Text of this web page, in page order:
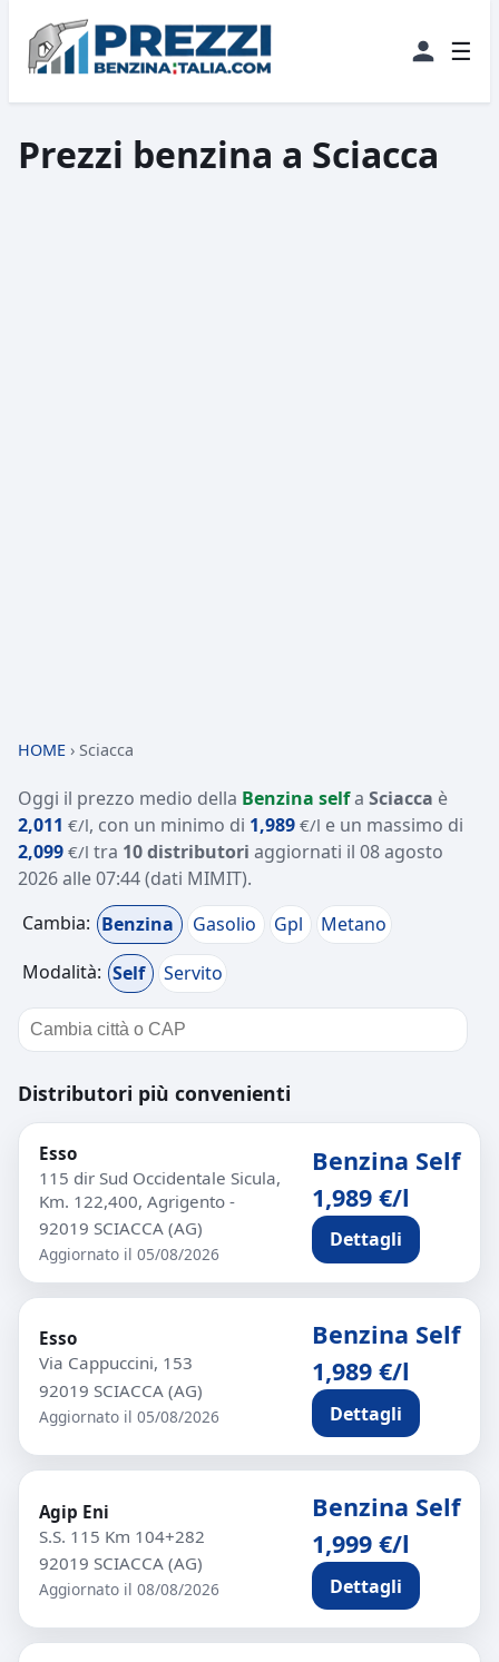
☰
Prezzi benzina a Sciacca
HOME › Sciacca
Oggi il prezzo medio della Benzina selfa Sciacca è
2,011 €/l, con un minimo di 1,989 €/l e un massimo di
2,099 €/l tra 10 distributori aggiornati il 08 agosto
2026 alle 07:44(dati MIMIT).
Cambia: Benzina Gasolio Gpl
Metano
Modalità: Self Servito
Distributori più convenienti
Esso
115 dir Sud Occidentale Sicula,
Km. 122,400, Agrigento -
92019 SCIACCA (AG)
Aggiornato il 05/08/2026
Benzina Self
1,989 €/l
Dettagli
Esso
Via Cappuccini, 153
92019 SCIACCA (AG)
Aggiornato il 05/08/2026
Benzina Self
1,989 €/l
Dettagli
Agip Eni
S.S. 115 Km 104+282
92019 SCIACCA (AG)
Aggiornato il 08/08/2026
Benzina Self
1,999 €/l
Dettagli